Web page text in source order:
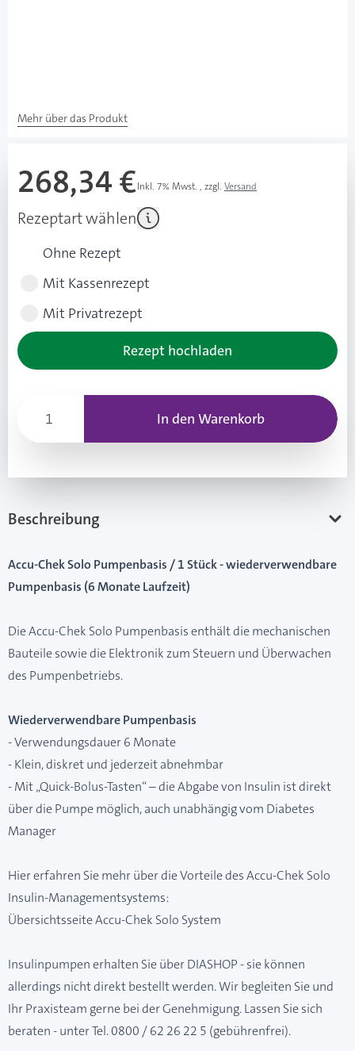
Mehr über das Produkt
268,34 €Inkl. 7% Mwst. , zzgl. Versand
Rezeptart wählen
Ohne Rezept
Mit Kassenrezept
Mit Privatrezept
Rezept hochladen
In den Warenkorb
Beschreibung
Accu-Chek Solo Pumpenbasis / 1 Stück - wiederverwendbare
Pumpenbasis (6 Monate Laufzeit)
Die Accu-Chek Solo Pumpenbasis enthält die mechanischen
Bauteile sowie die Elektronik zum Steuern und Überwachen
des Pumpenbetriebs.
Wiederverwendbare Pumpenbasis
- Verwendungsdauer 6 Monate
- Klein, diskret und jederzeit abnehmbar
- Mit „Quick-Bolus-Tasten“ – die Abgabe von Insulin ist direkt
über die Pumpe möglich, auch unabhängig vom Diabetes
Manager
Hier erfahren Sie mehr über die Vorteile des Accu-Chek Solo
Insulin-Managementsystems:
Übersichtsseite Accu-Chek Solo System
Insulinpumpen erhalten Sie über DIASHOP - sie können
allerdings nicht direkt bestellt werden. Wir begleiten Sie und
Ihr Praxisteam gerne bei der Genehmigung. Lassen Sie sich
beraten - unter Tel. 0800 / 62 26 22 5 (gebührenfrei).